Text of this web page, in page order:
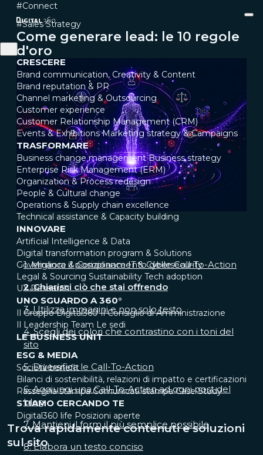
CRESCERE
Brand communication, Creativity & Content
Brand reputation & PR
Channel marketing & Outsourcing
Customer experience
Customer Relationship Management (CRM)
Events & Exhibitions Marketing strategy & Campaigns
TRASFORMARE
Business change management Business strategy
Enterprise Risk Management (ERM)
Organization & Process redesign
People & Cultural change
Operations & Supply chain excellence
Technical assistance & Capacity building
INNOVARE
Artificial Intelligence & Data
Digital transformation program & Solutions
Governance & Compliance IT & Cybersecurity
Legal & Sourcing Sustainability Tech adoption
UX Research
UNO SGUARDO A 360°
Il Gruppo Digital360 Il Consiglio di Amministrazione
Il Leadership Team Le sedi
LE BUSINESS UNIT
ESG & MEDIA
Società benefit
Bilanci di sostenibilità, relazioni di impatto e certificazioni
Rassegna stampa Comunicati stampa Case Study
STIAMO CERCANDO TE
Digital360 life Posizioni aperte
Trova rapidamente contenuti e soluzioni
sul sito
#Connect
#Sales Strategy
Come generare lead: le 10 regole
d'oro
1. Migliora il posizionamento delle Call-To-Action
2. Chiarisci ciò che stai offrendo
3. Utilizza immagini e non solo testo
4. Scegli dei colori che contrastino con i toni del
sito
5. Diversifica le Call-To-Action
6. Aggiungi una Call-To-Action ad ogni post del
blog
7. Mantieni il form il più semplice possibile
8. Elabora un testo conciso